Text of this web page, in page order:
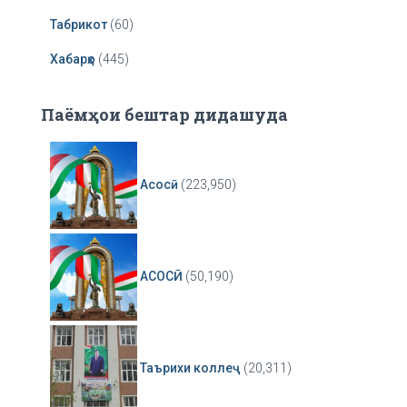
Табрикот (60)
Хабарҳо (445)
Паёмҳои бештар дидашуда
Асосӣ (223,950)
АСОСӢ (50,190)
Таърихи коллеҷ (20,311)